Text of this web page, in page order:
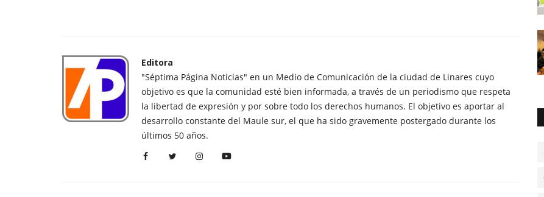
Editora
"Séptima Página Noticias" en un Medio de Comunicación de la ciudad de Linares cuyo
objetivo es que la comunidad esté bien informada, a través de un periodismo que respeta
la libertad de expresión y por sobre todo los derechos humanos. El objetivo es aportar al
desarrollo constante del Maule sur, el que ha sido gravemente postergado durante los
últimos 50 años.